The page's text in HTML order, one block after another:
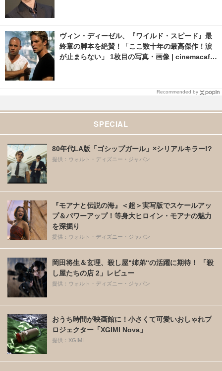
ヴィン・ディーゼル、『ワイルド・スピード』最
終章の脚本を絶賛！「ここ数十年の最高傑作！涙
が止まらない」 1枚目の写真・画像 | cinemacafe.
Recommended by
SPECIAL
80年代LA版「ゴシップガール」×シリアルキラー!?
提供：ウォルト・ディズニー・ジャパン
『モアナと伝説の海』＜超＞実写版でスケールアッ
プ＆パワーアップ！等身大ヒロイン・モアナの魅力
を深掘り
提供：ウォルト・ディズニー・ジャパン
岡田将生＆玄理、殺し屋“姉弟“の活躍に期待！ 「殺
し屋たちの店 2」レビュー
提供：ウォルト・ディズニー・ジャパン
おうち時間が映画館に！小さくて可愛いおしゃれプ
ロジェクター「XGIMI Nova」
提供：XGIMI